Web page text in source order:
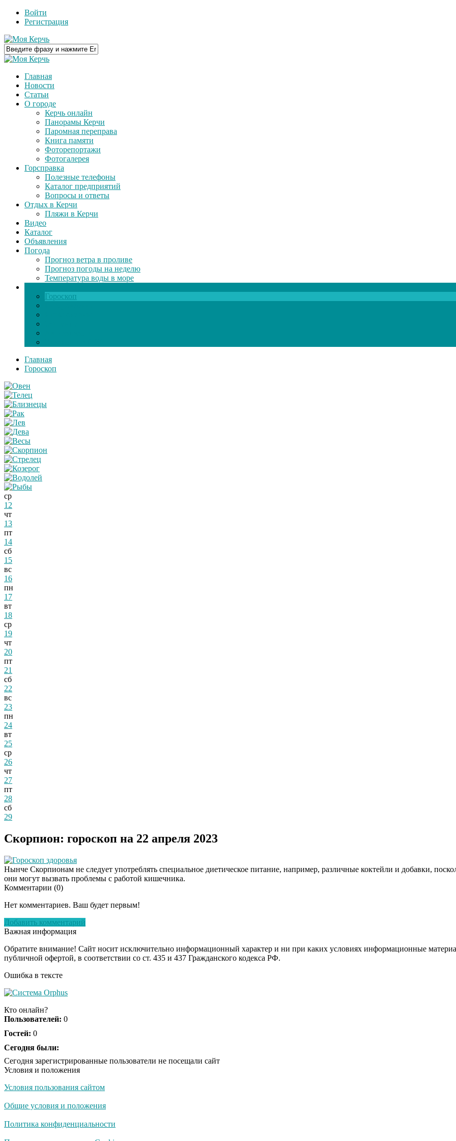
Войти
Регистрация
Главная
Новости
Статьи
О городе
Керчь онлайн
Панорамы Керчи
Паромная переправа
Книга памяти
Фоторепортажи
Фотогалерея
Горсправка
Полезные телефоны
Каталог предприятий
Вопросы и ответы
Отдых в Керчи
Пляжи в Керчи
Видео
Каталог
Объявления
Погода
Прогноз ветра в проливе
Прогноз погоды на неделю
Температура воды в море
Гороскоп
Главная
Гороскоп
ср
12
чт
13
пт
14
сб
15
вс
16
пн
17
вт
18
ср
19
чт
20
пт
21
сб
22
вс
23
пн
24
вт
25
ср
26
чт
27
пт
28
сб
29
Скорпион: гороскоп на 22 апреля 2023
Гороскоп здоровья
Нынче Скорпионам не следует употреблять специальное диетическое питание, например, различные коктейли и добавки,
они могут вызвать проблемы с работой кишечника.
Комментарии (0)
Нет комментариев. Ваш будет первым!
Добавить комментарий
Важная информация
Обратите внимание! Сайт носит исключительно информационный характер и ни при каких условиях информационные
публичной офертой, в соответствии со ст. 435 и 437 Гражданского кодекса РФ.
Ошибка в тексте
Кто онлайн?
Пользователей: 0
Гостей: 0
Сегодня были:
Сегодня зарегистрированные пользователи не посещали сайт
Условия и положения
Условия пользования сайтом
Общие условия и положения
Политика конфиденциальности